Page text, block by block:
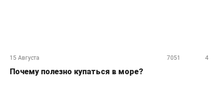
15 Августа 4
7051
Почему полезно купаться в море?